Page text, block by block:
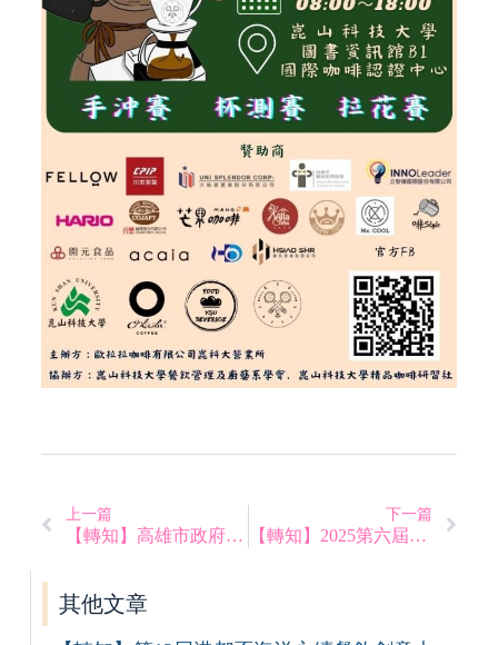
上一篇
【轉知】高雄市政府衛生局社區營養推廣中心114年雄營養健康軟食力料理競賽活動
下一篇
【轉知】2025第六屆明新盃國際餐飲廚藝模擬賽
其他文章